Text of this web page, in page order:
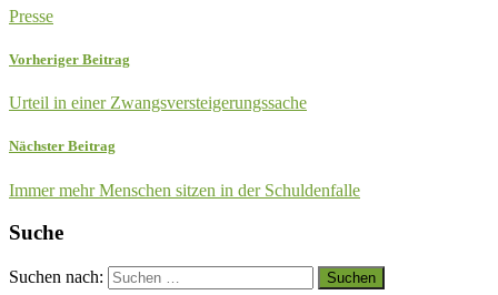
Presse
Vorheriger Beitrag
Urteil in einer Zwangsversteigerungssache
Nächster Beitrag
Immer mehr Menschen sitzen in der Schuldenfalle
Suche
Suchen nach: